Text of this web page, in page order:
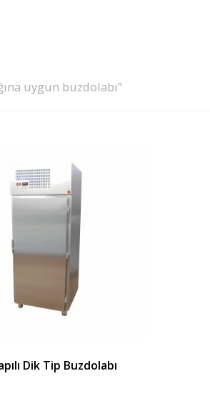
uygun buzdolabı”
Dik Tip Buzdolabı